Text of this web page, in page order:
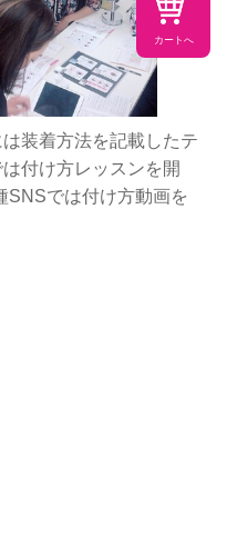
カートへ
装着方法を記載したテ
付け方レッスンを開
SNSでは付け方動画を